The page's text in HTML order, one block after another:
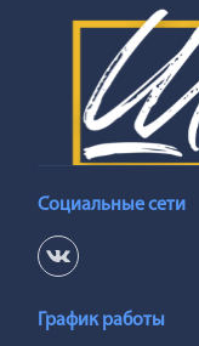
Социальные сети
График работы